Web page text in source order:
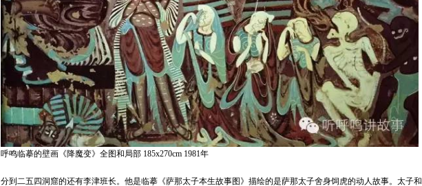
呼鸣临摹的壁画《降魔变》全图和局部 185x270cm 1981年
分到二五四洞窟的还有李津班长。他是临摹《萨那太子本生故事图》描绘的是萨那太子舍身饲虎的动人故事。太子和